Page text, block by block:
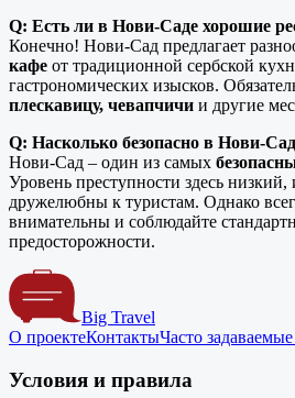
Q: Есть ли в Нови-Саде хорошие
Конечно! Нови-Сад предлагает
кафе от традиционной сербской
гастрономических изысков.
плескавицу, чевапчичи и другие
Q: Насколько безопасно в Нови-
Нови-Сад – один из самых
Уровень преступности здесь
дружелюбны к туристам. Однако
внимательны и соблюдайте
предосторожности.
Big Travel
О проектеКонтактыЧасто
Условия и правила